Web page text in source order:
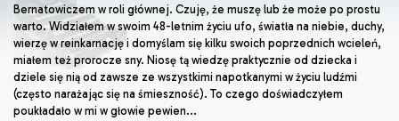
Bernatowiczem w roli głównej. Czuję, że muszę lub że może po prostu
warto. Widziałem w swoim 48-letnim życiu ufo, światła na niebie, duchy,
wierzę w reinkarnację i domyślam się kilku swoich poprzednich wcieleń,
miałem też prorocze sny. Niosę tą wiedzę praktycznie od dziecka i
dziele się nią od zawsze ze wszystkimi napotkanymi w życiu ludźmi
(często narażając się na śmieszność). To czego doświadczyłem
poukładało w mi w głowie pewien...